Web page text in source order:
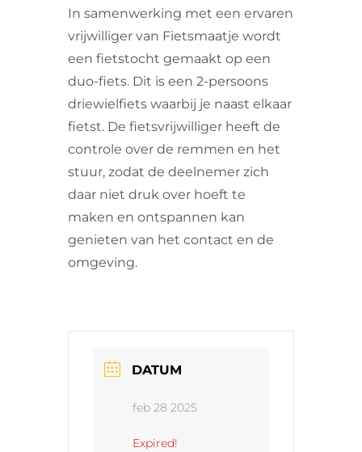
In samenwerking met een ervaren
vrijwilliger van Fietsmaatje wordt
een fietstocht gemaakt op een
duo-fiets. Dit is een 2-persoons
driewielfiets waarbij je naast elkaar
fietst. De fietsvrijwilliger heeft de
controle over de remmen en het
stuur, zodat de deelnemer zich
daar niet druk over hoeft te
maken en ontspannen kan
genieten van het contact en de
omgeving.
DATUM
feb 28 2025
Expired!